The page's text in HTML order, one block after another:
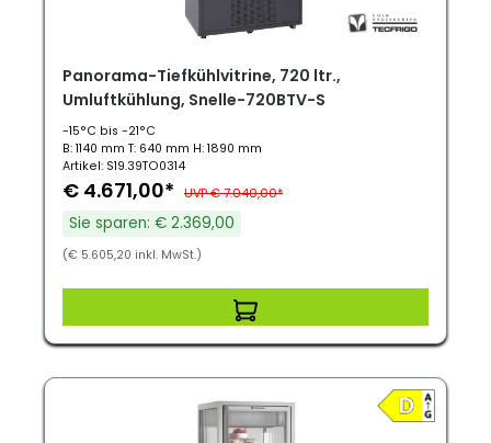
Panorama-Tiefkühlvitrine, 720 ltr.,
Umluftkühlung, Snelle-720BTV-S
-15°C bis -21°C
B: 1140 mm T: 640 mm H: 1890 mm
Artikel: S19.39TO0314
€ 4.671,00* UVP € 7.040,00*
Sie sparen: € 2.369,00
(€ 5.605,20 inkl. MwSt.)